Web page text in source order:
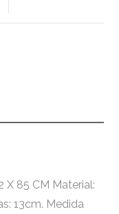
X 85 CM Material:
13cm. Medida